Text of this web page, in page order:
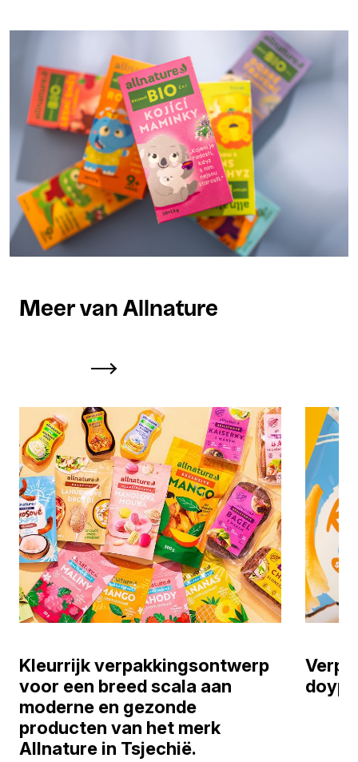
Meer van Allnature
Kleurrijk verpakkingsontwerp
voor een breed scala aan
moderne en gezonde
producten van het merk
Allnature in Tsjechië.